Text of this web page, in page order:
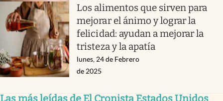
Los alimentos que sirven para
mejorar el ánimo y lograr la
felicidad: ayudan a mejorar la
tristeza y la apatía
lunes, 24 de Febrero
de 2025
Las más leídas de El Cronista Estados Unidos